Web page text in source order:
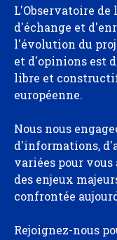
L'Observatoire de
d'échange et
l'évolution du
et d'opinions est
libre et
européenne.
Nous nous
d'informations,
variées pour
des enjeux
confrontée
Rejoignez-nous